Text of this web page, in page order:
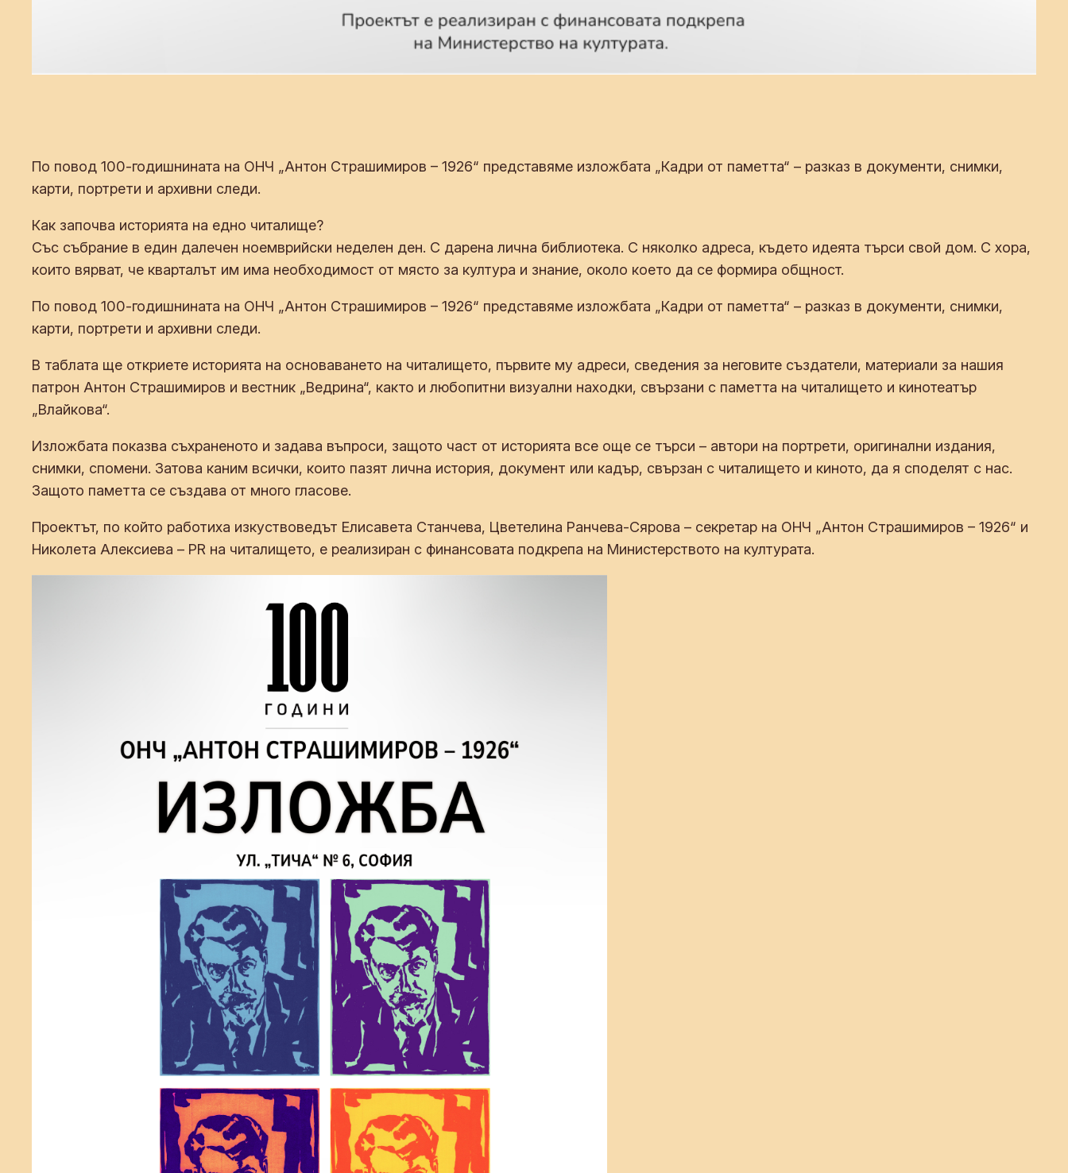
По повод 100-годишнината на ОНЧ „Антон Страшимиров – 1926“ представяме изложбата „Кадри от паметта“ – разказ в документи, снимки,
карти, портрети и архивни следи.
Как започва историята на едно читалище?
Със събрание в един далечен ноемврийски неделен ден. С дарена лична библиотека. С няколко адреса, където идеята търси свой дом. С хора,
които вярват, че кварталът им има необходимост от място за култура и знание, около което да се формира общност.
По повод 100-годишнината на ОНЧ „Антон Страшимиров – 1926“ представяме изложбата „Кадри от паметта“ – разказ в документи, снимки,
карти, портрети и архивни следи.
В таблата ще откриете историята на основаването на читалището, първите му адреси, сведения за неговите създатели, материали за нашия
патрон Антон Страшимиров и вестник „Ведрина“, както и любопитни визуални находки, свързани с паметта на читалището и кинотеатър
„Влайкова“.
Изложбата показва съхраненото и задава въпроси, защото част от историята все още се търси – автори на портрети, оригинални издания,
снимки, спомени. Затова каним всички, които пазят лична история, документ или кадър, свързан с читалището и киното, да я споделят с нас.
Защото паметта се създава от много гласове.
Проектът, по който работиха изкуствоведът Елисавета Станчева, Цветелина Ранчева-Сярова – секретар на ОНЧ „Антон Страшимиров – 1926“ и
Николета Алексиева – PR на читалището, е реализиран с финансовата подкрепа на Министерството на културата.